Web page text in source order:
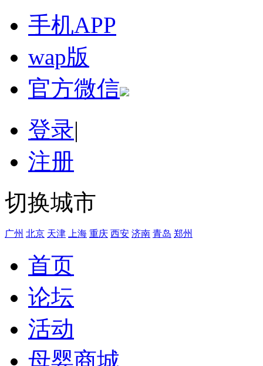
手机APP
wap版
官方微信
登录|
注册
切换城市
广州 北京 天津 上海 重庆 西安 济南 青岛 郑州
首页
论坛
活动
母婴商城